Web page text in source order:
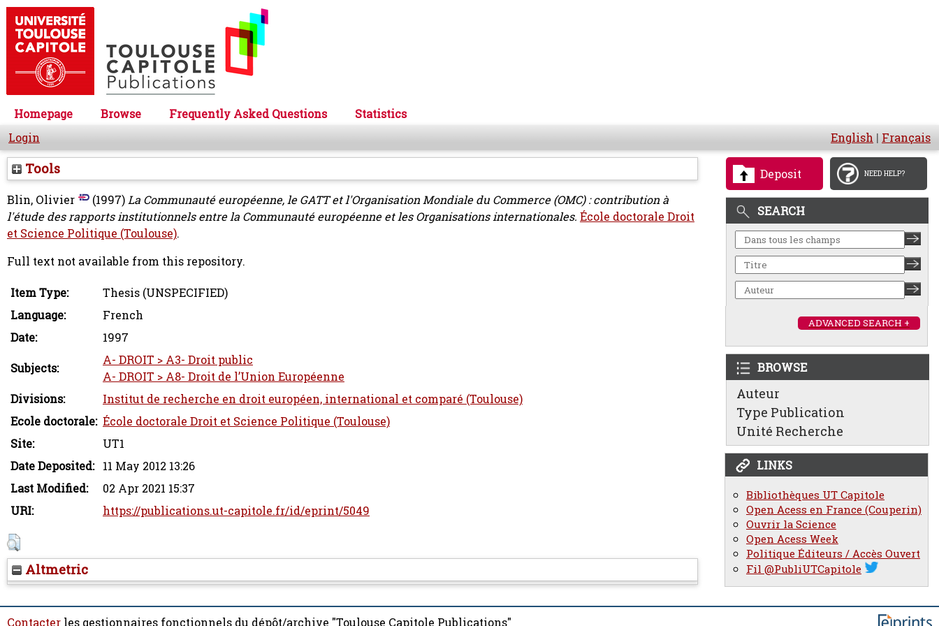
Homepage Browse Frequently Asked Questions
Statistics
Login
English | Français
Deposit NEED HELP?
SEARCH
ADVANCED SEARCH +
BROWSE
Auteur
Type Publication
Unité Recherche
LINKS
Bibliothèques UT Capitole
Open Acess en France (Couperin)
Ouvrir la Science
Open Acess Week
Politique Éditeurs / Accès Ouvert
Fil @PubliUTCapitole
Tools
Blin, Olivier (1997)La Communauté européenne, le GATT et l'Organisation Mondiale du Commerce (OMC) : contribution à
l'étude des rapports institutionnels entre la Communauté européenne et les Organisations internationales. École doctorale Droit
et Science Politique (Toulouse).
Full text not available from this repository.
Item Type:
Thesis (UNSPECIFIED)
Language:
French
Date:
1997
Subjects:
A- DROIT > A3- Droit public
A- DROIT > A8- Droit de l’Union Européenne
Divisions:
Institut de recherche en droit européen, international et comparé (Toulouse)
Ecole doctorale: École doctorale Droit et Science Politique (Toulouse)
Site:
UT1
Date Deposited: 11 May 2012 13:26
Last Modified:
02 Apr 2021 15:37
URI:
https://publications.ut-capitole.fr/id/eprint/5049
Altmetric
Contacter les gestionnaires fonctionnels du dépôt/archive "Toulouse Capitole Publications"